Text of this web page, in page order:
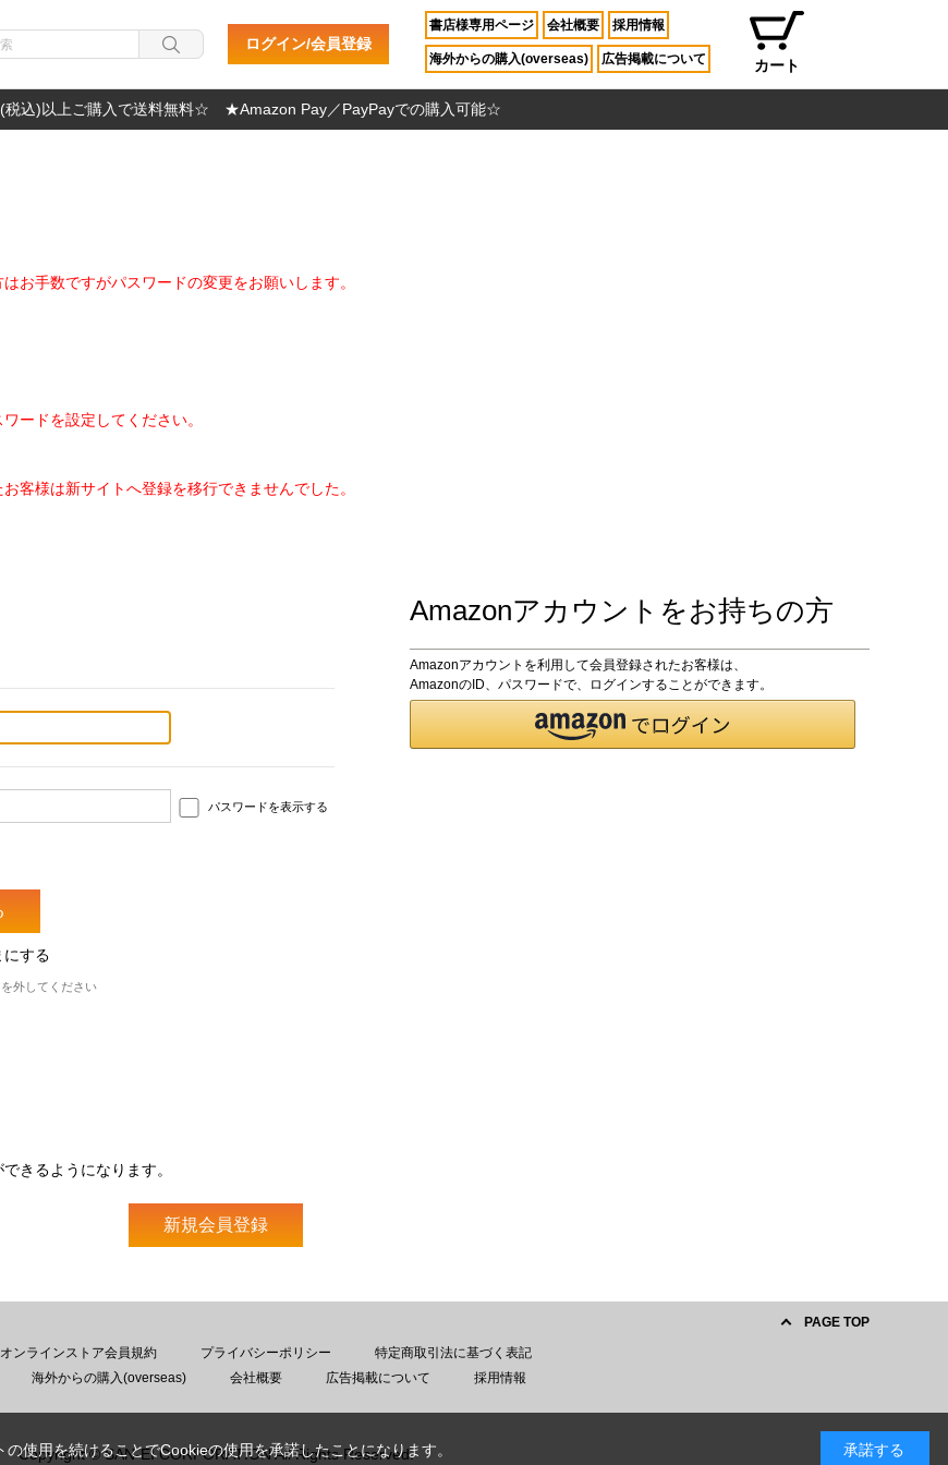
ログイン/会員登録
書店様専用ページ 会社概要 採用情報
海外からの購入(overseas) 広告掲載について カート
込)以上ご購入で送料無料☆ ★Amazon Pay／PayPayでの購入可能☆
お手数ですがパスワードの変更をお願いします。
ードを設定してください。
客様は新サイトへ登録を移行できませんでした。
パスワードを表示する
にする
外してください
Amazonアカウントをお持ちの方
Amazonアカウントを利用して会員登録されたお客様は、
AmazonのID、パスワードで、ログインすることができます。
きるようになります。
PAGE TOP
オンラインストア会員規約 プライバシーポリシー
特定商取引法に基づく表記
海外からの購入(overseas) 会社概要 広告掲載について 採用情報
Copyright © SAN-EI CORPORATION All Rights Reserved.
使用を続けることでCookieの使用を承諾したことになります。 承諾する